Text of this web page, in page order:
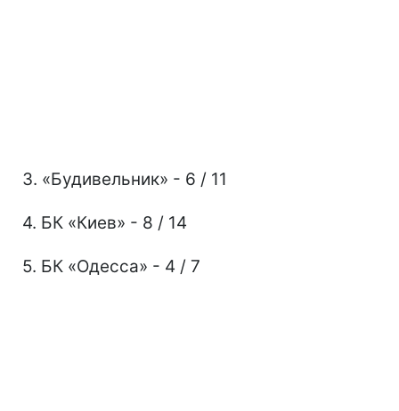
3. «Будивельник» - 6 / 11
4. БК «Киев» - 8 / 14
5. БК «Одесса» - 4 / 7